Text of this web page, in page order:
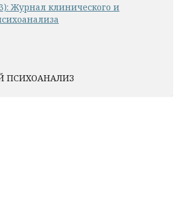
Журнал клинического и
ПСИХОАНАЛИЗ